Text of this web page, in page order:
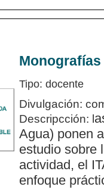
Tipo: docente
Divulgación:
Descripcción: l
Agua) ponen
estudio sobre
actividad, el
enfoque